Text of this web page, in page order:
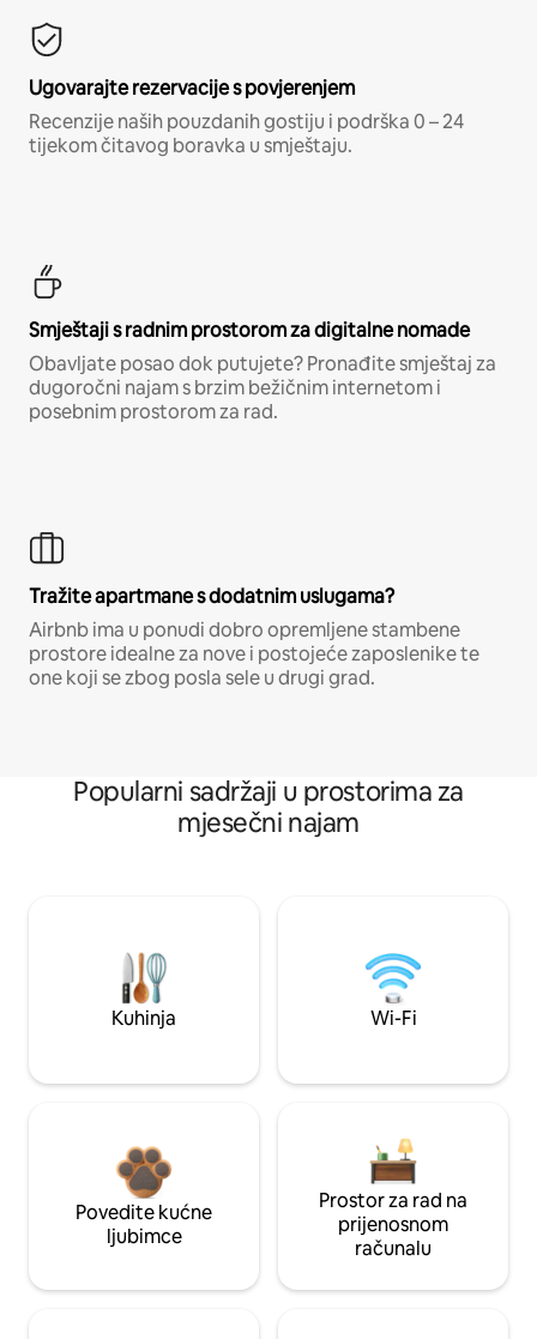
Ugovarajte rezervacije s povjerenjem
Recenzije naših pouzdanih gostiju i podrška 0 – 24
tijekom čitavog boravka u smještaju.
Smještaji s radnim prostorom za digitalne nomade
Obavljate posao dok putujete? Pronađite smještaj za
dugoročni najam s brzim bežičnim internetom i
posebnim prostorom za rad.
Tražite apartmane s dodatnim uslugama?
Airbnb ima u ponudi dobro opremljene stambene
prostore idealne za nove i postojeće zaposlenike te
one koji se zbog posla sele u drugi grad.
Popularni sadržaji u prostorima za
mjesečni najam
Kuhinja Wi-Fi
Povedite kućne
ljubimce
Prostor za rad na
prijenosnom
računalu